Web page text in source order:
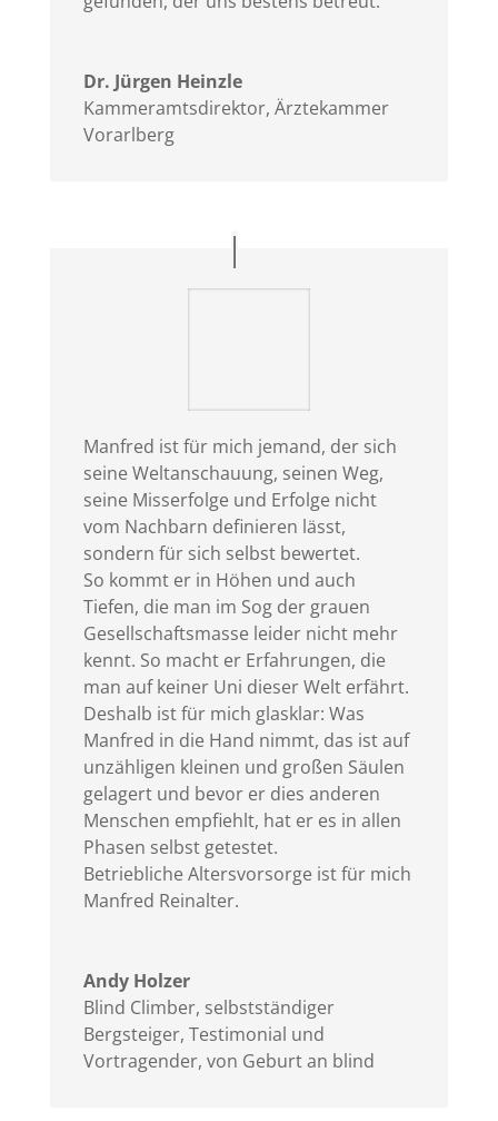
Dr. Jürgen Heinzle
Kammeramtsdirektor, Ärztekammer
Vorarlberg
Manfred ist für mich jemand, der sich
seine Weltanschauung, seinen Weg,
seine Misserfolge und Erfolge nicht
vom Nachbarn definieren lässt,
sondern für sich selbst bewertet.
So kommt er in Höhen und auch
Tiefen, die man im Sog der grauen
Gesellschaftsmasse leider nicht mehr
kennt. So macht er Erfahrungen, die
man auf keiner Uni dieser Welt erfährt.
Deshalb ist für mich glasklar: Was
Manfred in die Hand nimmt, das ist auf
unzähligen kleinen und großen Säulen
gelagert und bevor er dies anderen
Menschen empfiehlt, hat er es in allen
Phasen selbst getestet.
Betriebliche Altersvorsorge ist für mich
Manfred Reinalter.
Andy Holzer
Blind Climber, selbstständiger
Bergsteiger, Testimonial und
Vortragender, von Geburt an blind